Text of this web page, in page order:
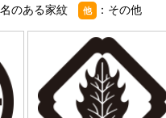
名のある家紋 他 ：その他